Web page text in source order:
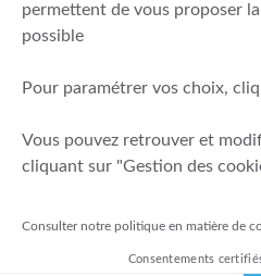
Politique de durabilité
Fonds de garantie des dépôts et
Mentions légales
Prévention de la fraude
permettent de vous proposer
possible
Pour paramétrer vos choix,
Vous pouvez retrouver et
cliquant sur "Gestion des
Consulter notre politique en matière de
Consentements